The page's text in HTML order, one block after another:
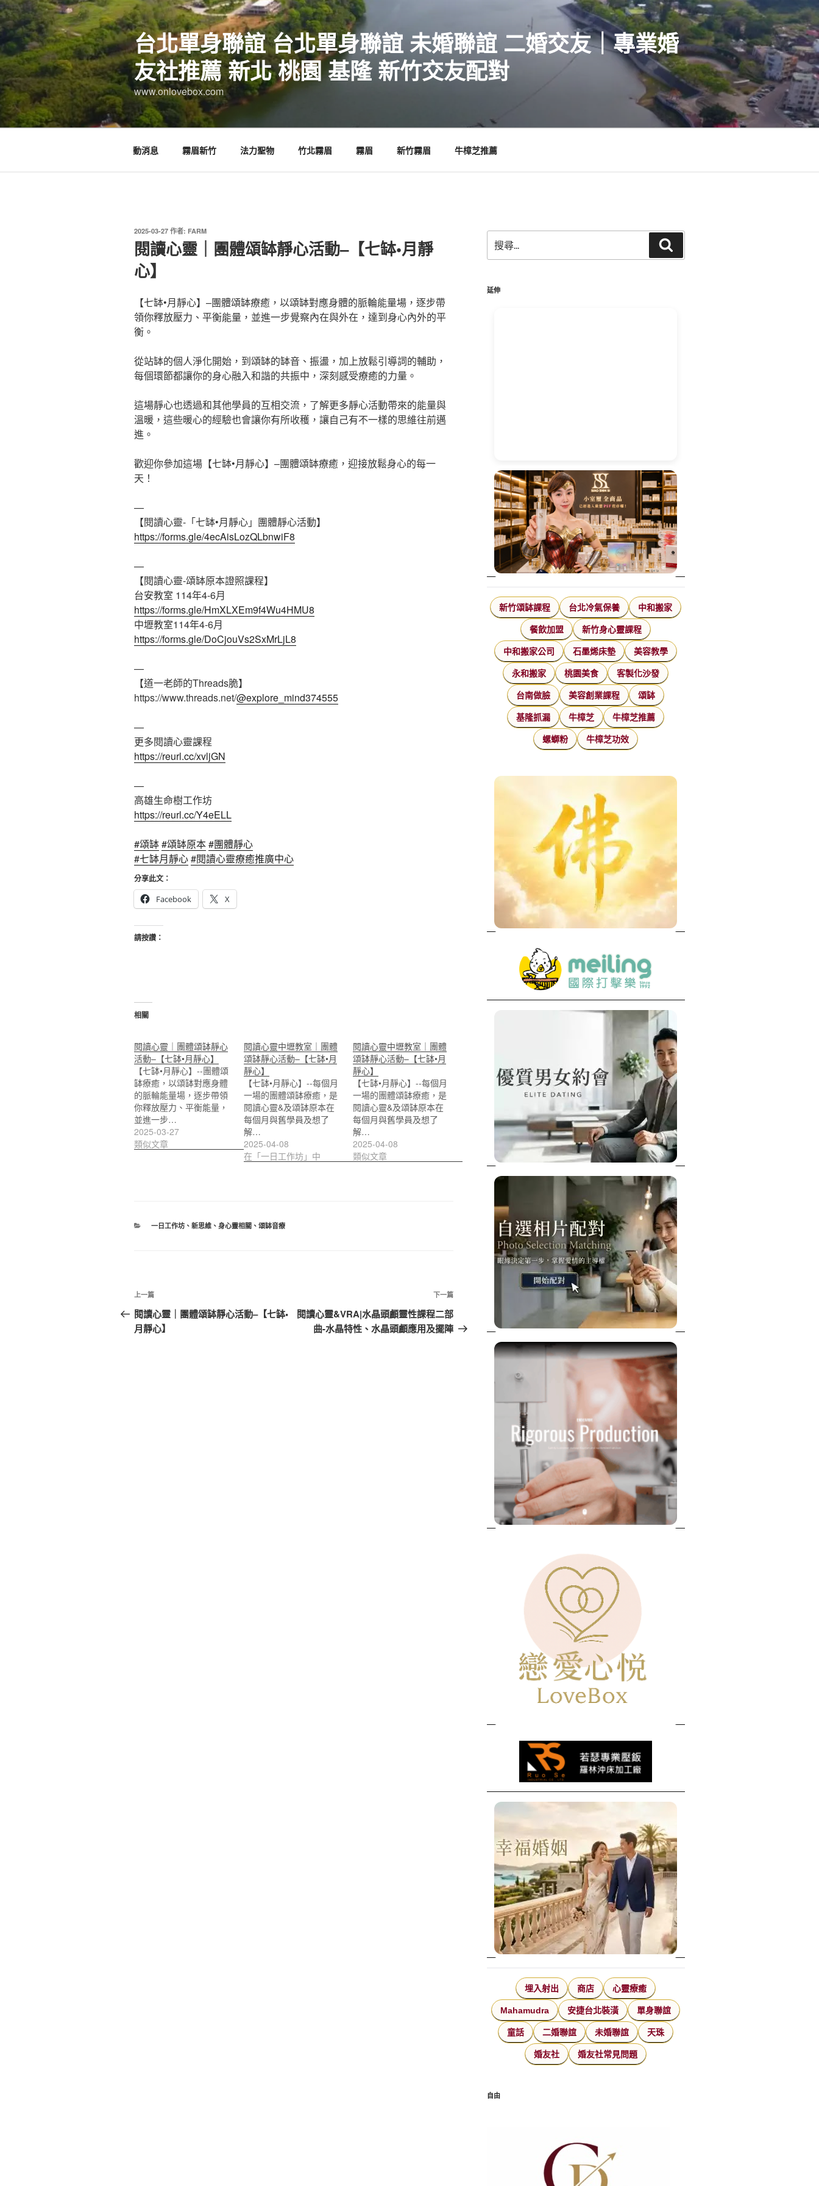
跳
至
主
要
內
容
台北單身聯誼 台北單身聯誼 未婚聯誼 二婚交友｜專業婚
友社推薦 新北 桃園 基隆 新竹交友配對
www.onlovebox.com
動消息 霧眉新竹 法力聖物 竹北霧眉 霧眉 新竹霧眉 牛樟芝推薦
發
佈
於
2025-03-27 作者: FARM
閱讀心靈｜團體頌缽靜心活動–【七缽•月靜
心】
【七缽•月靜心】–團體頌缽療癒，以頌缽對應身體的脈輪能量場，逐步帶
領你釋放壓力、平衡能量，並進一步覺察內在與外在，達到身心內外的平
衡。
從站缽的個人淨化開始，到頌缽的缽音、振盪，加上放鬆引導詞的輔助，
每個環節都讓你的身心融入和諧的共振中，深刻感受療癒的力量。
這場靜心也透過和其他學員的互相交流，了解更多靜心活動帶來的能量與
溫暖，這些暖心的經驗也會讓你有所收穫，讓自己有不一樣的思維往前邁
進。
歡迎你參加這場【七缽•月靜心】–團體頌缽療癒，迎接放鬆身心的每一
天！
—
【閱讀心靈-「七缽•月靜心」團體靜心活動】
https://forms.gle/4ecAisLozQLbnwiF8
—
【閱讀心靈-頌缽原本證照課程】
台安教室 114年4-6月
https://forms.gle/HmXLXEm9f4Wu4HMU8
中壢教室114年4-6月
https://forms.gle/DoCjouVs2SxMrLjL8
—
【道一老師的Threads脆】
https://www.threads.net/@explore_mind374555
—
更多閱讀心靈課程
https://reurl.cc/xvljGN
—
高雄生命樹工作坊
https://reurl.cc/Y4eELL
#頌缽#頌缽原本#團體靜心
#七缽月靜心#閱讀心靈療癒推廣中心
分享此文：
Facebook
X
請按讚：
相關
閱讀心靈｜團體頌缽靜心
活動–【七缽•月靜心】
【七缽•月靜心】--團體頌
缽療癒，以頌缽對應身體
的脈輪能量場，逐步帶領
你釋放壓力、平衡能量，
並進一步…
2025-03-27
類似文章
閱讀心靈中壢教室｜團體
頌缽靜心活動–【七缽•月
靜心】
【七缽•月靜心】--每個月
一場的團體頌缽療癒，是
閱讀心靈&及頌缽原本在
每個月與舊學員及想了
解…
2025-04-08
在「一日工作坊」中
閱讀心靈中壢教室｜團體
頌缽靜心活動–【七缽•月
靜心】
【七缽•月靜心】--每個月
一場的團體頌缽療癒，是
閱讀心靈&及頌缽原本在
每個月與舊學員及想了
解…
2025-04-08
類似文章
分
一日工作坊、 新思維、 身心靈相關 、 頌缽音療
文
章
導
上
一
篇
上一篇
閱讀心靈｜團體頌缽靜心活動–【七缽•
月靜心】
下
一
篇
下一篇
閱讀心靈&VRA|水晶頭顱靈性課程二部
曲-水晶特性、水晶頭顱應用及擺陣
尋
關
字:
尋
延伸
新竹頌缽課程 台北冷氣保養 中和搬家
餐飲加盟 新竹身心靈課程
中和搬家公司 石墨烯床墊 美容教學
永和搬家 桃園美食 客製化沙發
台南做臉 美容創業課程 頌缽
基隆抓漏 牛樟芝 牛樟芝推薦
螺螄粉 牛樟芝功效
埋入射出 商店 心靈療癒
Mahamudra 安捷台北裝潢 單身聯誼
童話 二婚聯誼 未婚聯誼 天珠
婚友社 婚友社常見問題
自由